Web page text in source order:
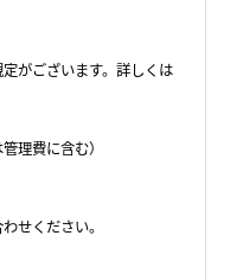
がございます。詳しくは
理費に含む）
せください。